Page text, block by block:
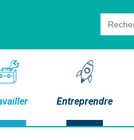
Search
for:
Entreprendre